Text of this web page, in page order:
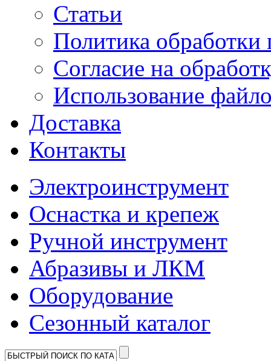
Статьи
Политика
Согласие на
Использование
Доставка
Контакты
Электроинструмент
Оснастка и крепеж
Ручной инструмент
Абразивы и ЛКМ
Оборудование
Сезонный каталог